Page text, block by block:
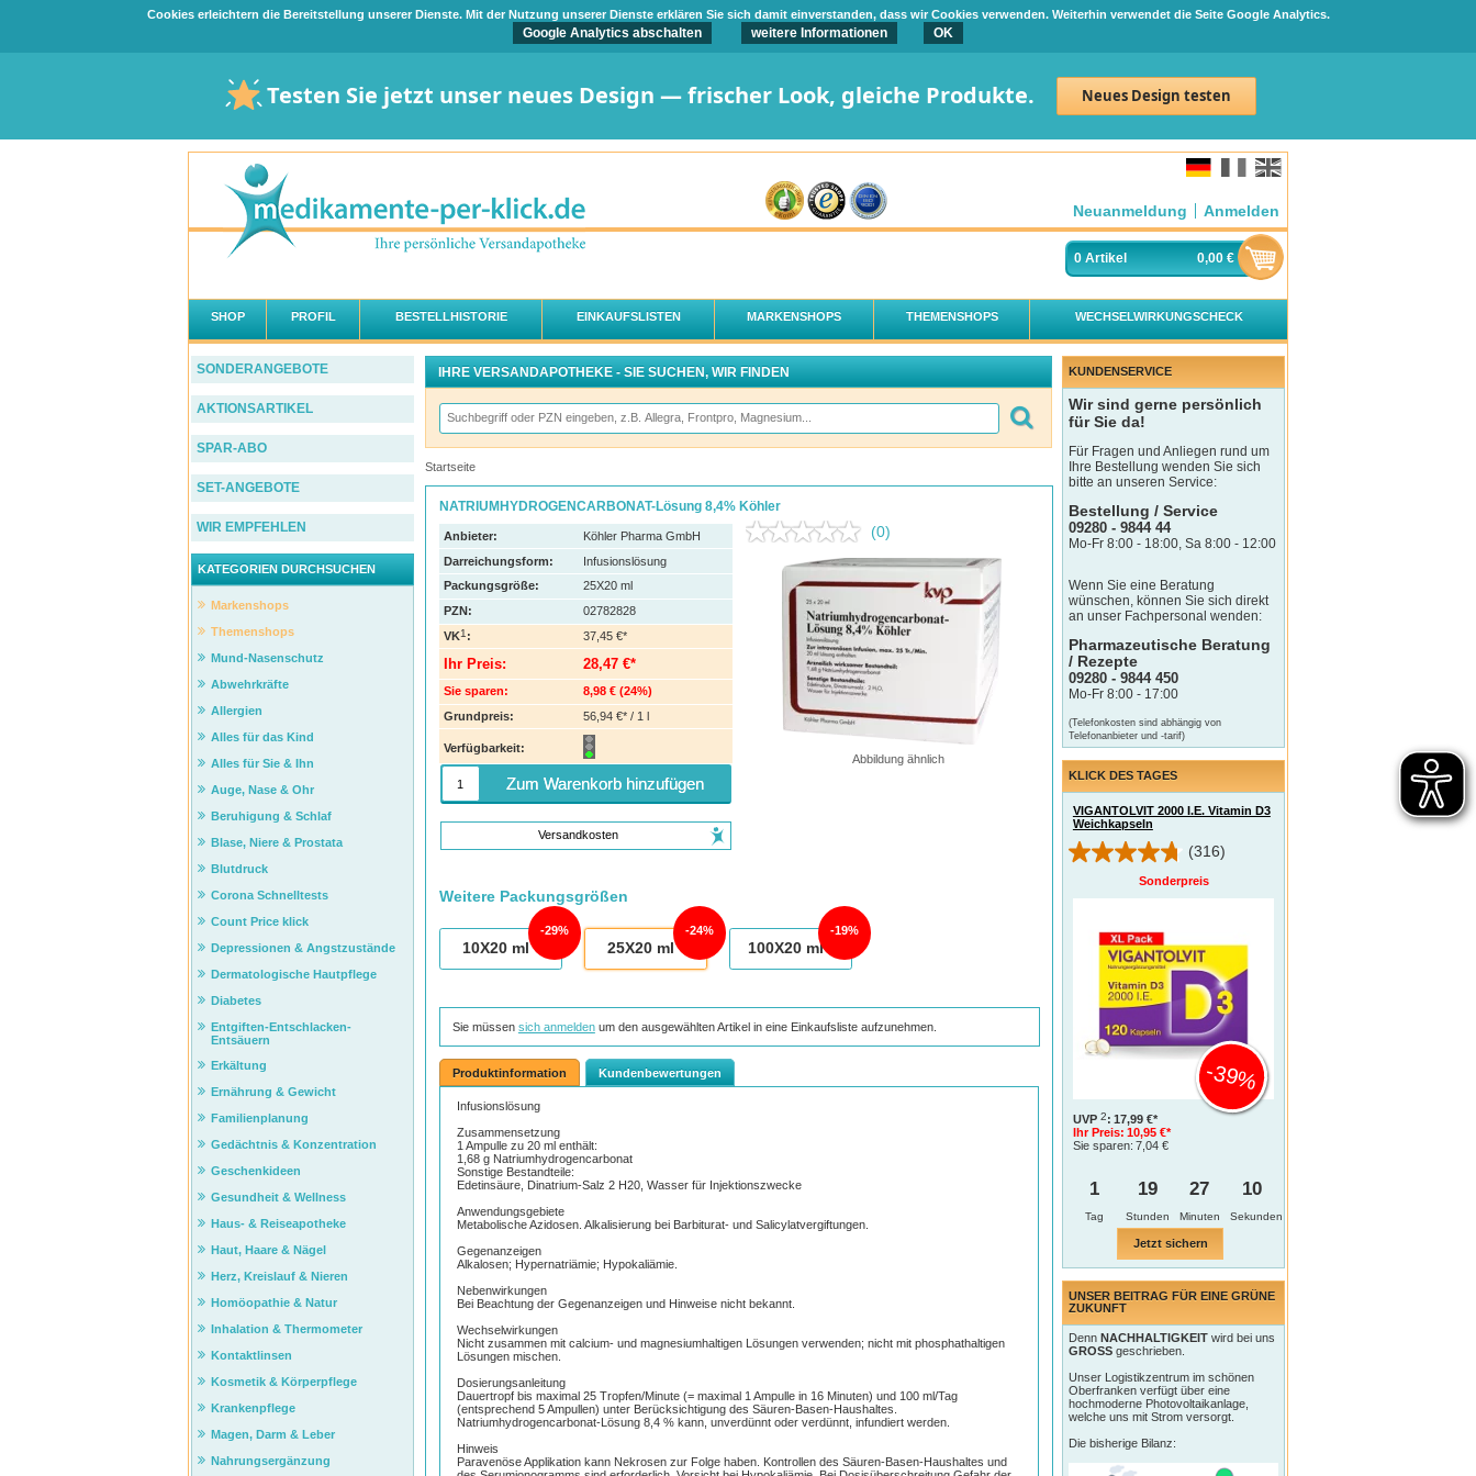
Cookies erleichtern die Bereitstellung unserer Dienste. Mit der Nutzung unserer Dienste erklären Sie sich damit einverstanden, dass wir Cookies verwenden. Weiterhin verwendet die Seite Google Analytics.
Google Analytics abschalten weitere Informationen OK
Testen Sie jetzt unser neues Design — frischer Look, gleiche Produkte. Neues Design testen
Neuanmeldung Anmelden
0 Artikel 0,00 €
SHOP PROFIL BESTELLHISTORIE EINKAUFSLISTEN MARKENSHOPS THEMENSHOPS WECHSELWIRKUNGSCHECK
IHRE VERSANDAPOTHEKE - SIE SUCHEN, WIR FINDEN
Startseite
NATRIUMHYDROGENCARBONAT-Lösung 8,4% Köhler
(0)
Abbildung ähnlich
Anbieter:
Köhler Pharma GmbH
Darreichungsform:
Infusionslösung
Packungsgröße:
25X20 ml
PZN:
02782828
VK1: 37,45 €*
Ihr Preis: 28,47 €*
Sie sparen: 8,98 € (24%)
Grundpreis:
56,94 €* / 1 l
Verfügbarkeit:
Zum Warenkorb hinzufügen
Versandkosten
Weitere Packungsgrößen
10X20 ml
29%
25X20 ml
24%
100X20 ml
19%
Sie müssen sich anmeldenum den ausgewählten Artikel in eine Einkaufsliste aufzunehmen.
Produktinformation Kundenbewertungen
Infusionslösung
Zusammensetzung
1 Ampulle zu 20 ml enthält:
1,68 g Natriumhydrogencarbonat
Sonstige Bestandteile:
Edetinsäure, Dinatrium-Salz 2 H20, Wasser für Injektionszwecke
Anwendungsgebiete
Metabolische Azidosen. Alkalisierung bei Barbiturat- und Salicylatvergiftungen.
Gegenanzeigen
Alkalosen; Hypernatriämie; Hypokaliämie.
Nebenwirkungen
Bei Beachtung der Gegenanzeigen und Hinweise nicht bekannt.
Wechselwirkungen
Nicht zusammen mit calcium- und magnesiumhaltigen Lösungen verwenden; nicht mit phosphathaltigen
Lösungen mischen.
Dosierungsanleitung
Dauertropf bis maximal 25 Tropfen/Minute (= maximal 1 Ampulle in 16 Minuten) und 100 ml/Tag
(entsprechend 5 Ampullen) unter Berücksichtigung des Säuren-Basen-Haushaltes.
Natriumhydrogencarbonat-Lösung 8,4 % kann, unverdünnt oder verdünnt, infundiert werden.
Hinweis
Paravenöse Applikation kann Nekrosen zur Folge haben. Kontrollen des Säuren-Basen-Haushaltes und
SONDERANGEBOTE
AKTIONSARTIKEL
SPAR-ABO
SET-ANGEBOTE
WIR EMPFEHLEN
KATEGORIEN DURCHSUCHEN
Markenshops
Themenshops
Mund-Nasenschutz
Abwehrkräfte
Allergien
Alles für das Kind
Alles für Sie & Ihn
Auge, Nase & Ohr
Beruhigung & Schlaf
Blase, Niere & Prostata
Blutdruck
Corona Schnelltests
Count Price klick
Depressionen & Angstzustände
Dermatologische Hautpflege
Diabetes
Entgiften-Entschlacken-
Entsäuern
Erkältung
Ernährung & Gewicht
Familienplanung
Gedächtnis & Konzentration
Geschenkideen
Gesundheit & Wellness
Haus- & Reiseapotheke
Haut, Haare & Nägel
Herz, Kreislauf & Nieren
Homöopathie & Natur
Inhalation & Thermometer
Kontaktlinsen
Kosmetik & Körperpflege
Krankenpflege
Magen, Darm & Leber
Nahrungsergänzung
KUNDENSERVICE
Wir sind gerne persönlich
für Sie da!
Für Fragen und Anliegen rund um
Ihre Bestellung wenden Sie sich
bitte an unseren Service:
Bestellung / Service
09280 - 9844 44
Mo-Fr 8:00 - 18:00, Sa 8:00 - 12:00
Wenn Sie eine Beratung
wünschen, können Sie sich direkt
an unser Fachpersonal wenden:
Pharmazeutische Beratung
/ Rezepte
09280 - 9844 450
Mo-Fr 8:00 - 17:00
(Telefonkosten sind abhängig von
Telefonanbieter und -tarif)
KLICK DES TAGES
VIGANTOLVIT 2000 I.E. Vitamin D3
Weichkapseln
(316)
Sonderpreis
UVP 2: 17,99 €*
Ihr Preis: 10,95 €*
Sie sparen: 7,04 €
-39%
1
Tag
19 27 9
Jetzt sichern
UNSER BEITRAG FÜR EINE GRÜNE
ZUKUNFT
Denn NACHHALTIGKEIT wird bei uns
GROSS geschrieben.
Unser Logistikzentrum im schönen
Oberfranken verfügt über eine
hochmoderne Photovoltaikanlage,
welche uns mit Strom versorgt.
Die bisherige Bilanz: